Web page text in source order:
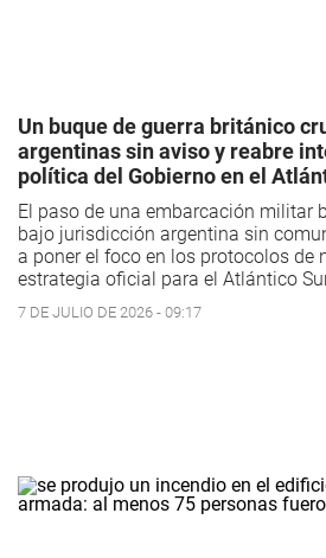
Un buque de guerra británico
argentinas sin aviso y reabre
política del Gobierno en el
El paso de una embarcación militar
bajo jurisdicción argentina sin
a poner el foco en los protocolos de
estrategia oficial para el Atlántico
7 DE JULIO DE 2026 - 09:17